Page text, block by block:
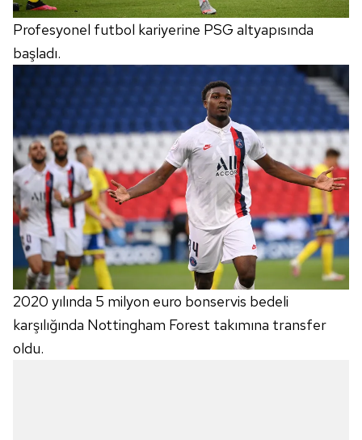
Profesyonel futbol kariyerine PSG altyapısında
başladı.
2020 yılında 5 milyon euro bonservis bedeli
karşılığında Nottingham Forest takımına transfer
oldu.